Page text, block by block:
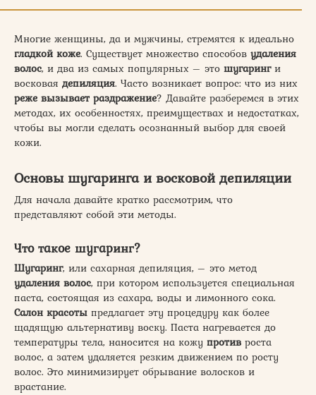
Многие женщины, да и мужчины, стремятся к идеально
гладкой коже. Существует множество способов удаления
волос, и два из самых популярных – это шугаринги
восковая депиляция. Часто возникает вопрос: что из них
реже вызывает раздражение? Давайте разберемся в этих
методах, их особенностях, преимуществах и недостатках,
чтобы вы могли сделать осознанный выбор для своей
кожи.
Основы шугаринга и восковой депиляции
Для начала давайте кратко рассмотрим, что
представляют собой эти методы.
Что такое шугаринг?
Шугаринг, или сахарная депиляция, – это метод
удаления волос, при котором используется специальная
паста, состоящая из сахара, воды и лимонного сока.
Салон красоты предлагает эту процедуру как более
щадящую альтернативу воску. Паста нагревается до
температуры тела, наносится на кожу против роста
волос, а затем удаляется резким движением по росту
волос. Это минимизирует обрывание волосков и
врастание.